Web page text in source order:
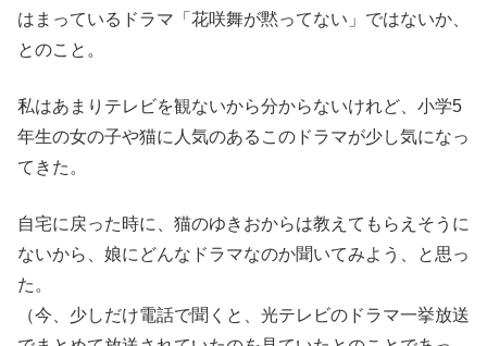
はまっているドラマ「花咲舞が黙ってない」ではないか、
とのこと。
私はあまりテレビを観ないから分からないけれど、小学5
年生の女の子や猫に人気のあるこのドラマが少し気になっ
てきた。
自宅に戻った時に、猫のゆきおからは教えてもらえそうに
ないから、娘にどんなドラマなのか聞いてみよう、と思っ
た。
（今、少しだけ電話で聞くと、光テレビのドラマ一挙放送